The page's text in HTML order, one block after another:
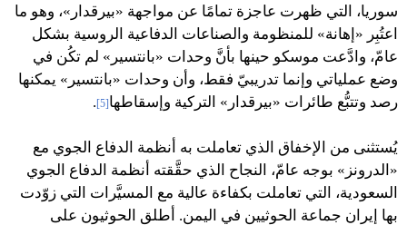
سوريا، التي ظهرت عاجزة تمامًا عن مواجهة «بيرقدار»، وهو ما
اعتُبِر «إهانة» للمنظومة والصناعات الدفاعية الروسية بشكل
عامّ، وادَّعت موسكو حينها بأنَّ وحدات «بانتسير» لم تكُن في
وضع عملياتي وإنما تدريبيّ فقط، وأن وحدات «بانتسير» يمكنها
رصد وتتبُّع طائرات «بيرقدار» التركية وإسقاطها[5]
.
يُستثنى من الإخفاق الذي تعاملت به أنظمة الدفاع الجوي مع
«الدرونز» بوجه عامّ، النجاح الذي حقَّقته أنظمة الدفاع الجوي
السعودية، التي تعاملت بكفاءة عالية مع المسيَّرات التي زوّدت
بها إيران جماعة الحوثيين في اليمن. أطلق الحوثيون على